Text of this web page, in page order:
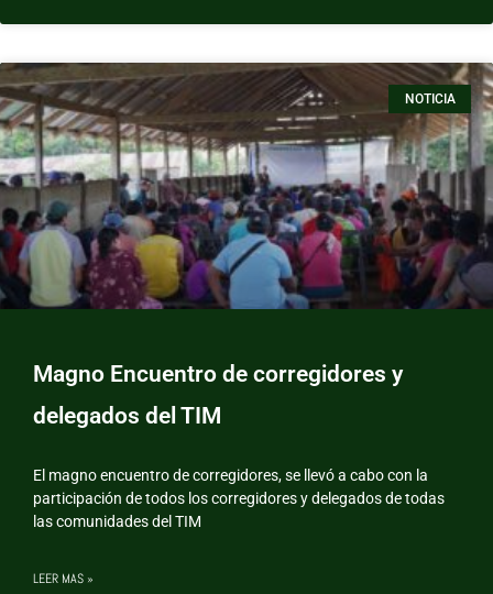
NOTICIA
Magno Encuentro de corregidores y
delegados del TIM
El magno encuentro de corregidores, se llevó a cabo con la
participación de todos los corregidores y delegados de todas
las comunidades del TIM
LEER MAS »